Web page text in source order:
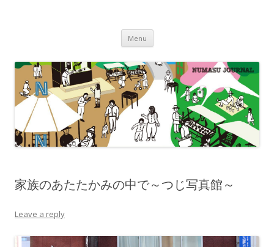
Menu Skip to content
家族のあたたかみの中で～つじ写真館～
Leave a reply